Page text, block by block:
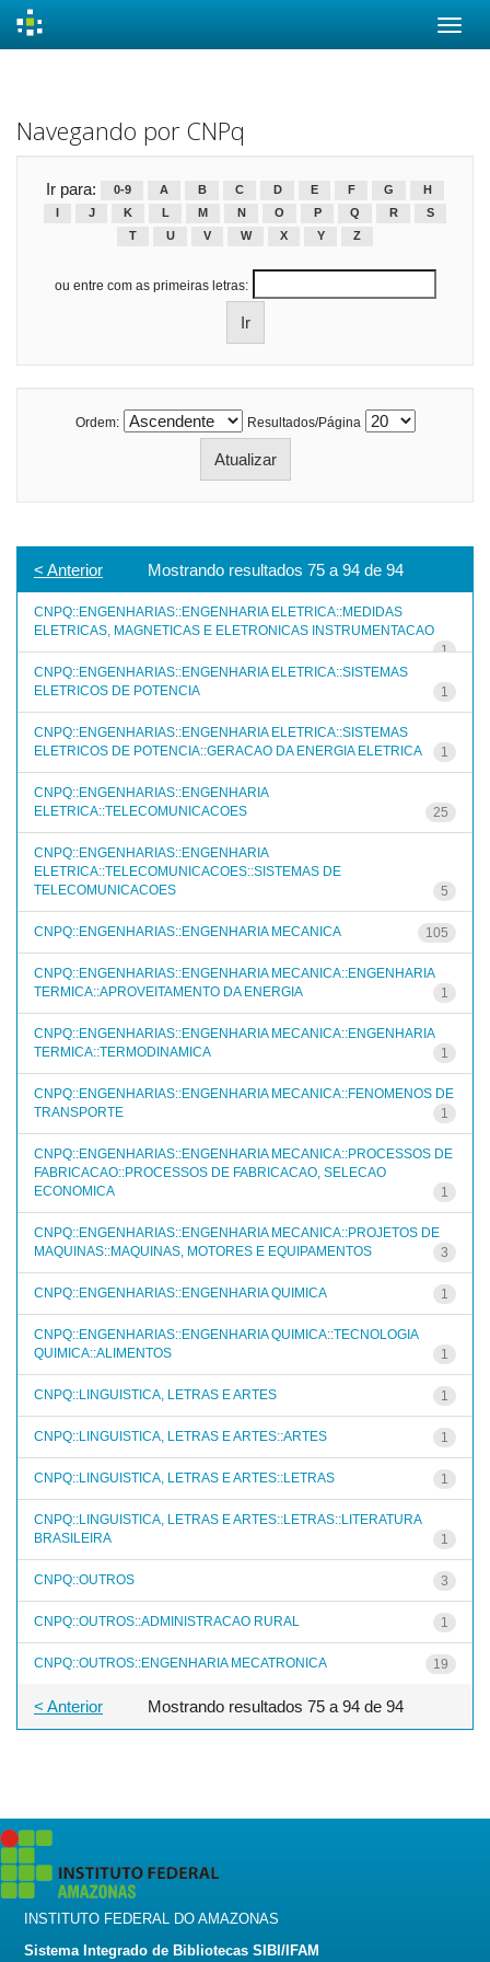
Navegando por CNPq
Ir para: 0-9 A B C D E F G
H
J K L M N O P Q R
S
T
U V W X Y Z
ou entre com as primeiras letras:
Ordem: Resultados/Página
Mostrando resultados 75 a 94 de 94
< Anterior
CNPQ::ENGENHARIAS::ENGENHARIA ELETRICA::MEDIDAS
ELETRICAS, MAGNETICAS E ELETRONICAS INSTRUMENTACAO
1
CNPQ::ENGENHARIAS::ENGENHARIA ELETRICA::SISTEMAS
ELETRICOS DE POTENCIA
1
CNPQ::ENGENHARIAS::ENGENHARIA ELETRICA::SISTEMAS
ELETRICOS DE POTENCIA::GERACAO DA ENERGIA ELETRICA
1
CNPQ::ENGENHARIAS::ENGENHARIA
ELETRICA::TELECOMUNICACOES
25
CNPQ::ENGENHARIAS::ENGENHARIA
ELETRICA::TELECOMUNICACOES::SISTEMAS DE
TELECOMUNICACOES
5
CNPQ::ENGENHARIAS::ENGENHARIA MECANICA 105
CNPQ::ENGENHARIAS::ENGENHARIA MECANICA::ENGENHARIA
TERMICA::APROVEITAMENTO DA ENERGIA
1
CNPQ::ENGENHARIAS::ENGENHARIA MECANICA::ENGENHARIA
TERMICA::TERMODINAMICA
1
CNPQ::ENGENHARIAS::ENGENHARIA MECANICA::FENOMENOS DE
TRANSPORTE
1
CNPQ::ENGENHARIAS::ENGENHARIA MECANICA::PROCESSOS DE
FABRICACAO::PROCESSOS DE FABRICACAO, SELECAO
ECONOMICA
1
CNPQ::ENGENHARIAS::ENGENHARIA MECANICA::PROJETOS DE
MAQUINAS::MAQUINAS, MOTORES E EQUIPAMENTOS
3
CNPQ::ENGENHARIAS::ENGENHARIA QUIMICA 1
CNPQ::ENGENHARIAS::ENGENHARIA QUIMICA::TECNOLOGIA
QUIMICA::ALIMENTOS
1
CNPQ::LINGUISTICA, LETRAS E ARTES 1
CNPQ::LINGUISTICA, LETRAS E ARTES::ARTES 1
CNPQ::LINGUISTICA, LETRAS E ARTES::LETRAS 1
CNPQ::LINGUISTICA, LETRAS E ARTES::LETRAS::LITERATURA
BRASILEIRA
1
CNPQ::OUTROS 3
CNPQ::OUTROS::ADMINISTRACAO RURAL 1
CNPQ::OUTROS::ENGENHARIA MECATRONICA 19
Mostrando resultados 75 a 94 de 94
< Anterior
INSTITUTO FEDERAL DO AMAZONAS
Sistema Integrado de Bibliotecas SIBI/IFAM